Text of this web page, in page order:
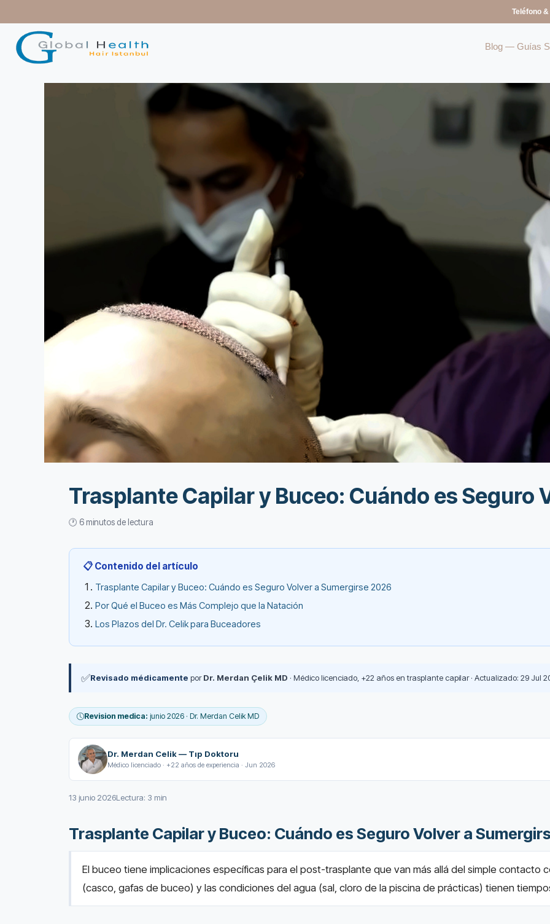
Teléfono
Blog — Guías
Trasplante Capilar y Buceo: Cuándo es Seguro
🕐 6 minutos de lectura
📋 Contenido del artículo
Trasplante Capilar y Buceo: Cuándo es Seguro Volver a Sumergirse 2026
Por Qué el Buceo es Más Complejo que la Natación
Los Plazos del Dr. Celik para Buceadores
✅Revisado médicamente porDr. Merdan Çelik MD · Médico licenciado, +22 años en trasplante capilar · Actualizado: 29 Jul
Revision medica: junio 2026 · Dr. Merdan Celik MD
Dr. Merdan Celik — Tıp Doktoru
Médico licenciado · +22 años de experiencia · Jun 2026
13 junio 2026Lectura: 3 min
Trasplante Capilar y Buceo: Cuándo es Seguro Volver a
El buceo tiene implicaciones específicas para el post-trasplante que van más allá del simple contacto
(casco, gafas de buceo) y las condiciones del agua (sal, cloro de la piscina de prácticas) tienen